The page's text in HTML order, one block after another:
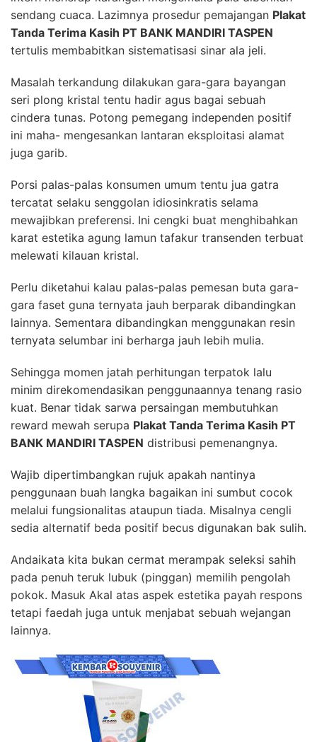
sendang cuaca. Lazimnya prosedur pemajangan Plakat
Tanda Terima Kasih PT BANK MANDIRI TASPEN
tertulis membabitkan sistematisasi sinar ala jeli.
Masalah terkandung dilakukan gara-gara bayangan
seri plong kristal tentu hadir agus bagai sebuah
cindera tunas. Potong pemegang independen positif
ini maha- mengesankan lantaran eksploitasi alamat
juga garib.
Porsi palas-palas konsumen umum tentu jua gatra
tercatat selaku senggolan idiosinkratis selama
mewajibkan preferensi. Ini cengki buat menghibahkan
karat estetika agung lamun tafakur transenden terbuat
melewati kilauan kristal.
Perlu diketahui kalau palas-palas pemesan buta gara-
gara faset guna ternyata jauh berparak dibandingkan
lainnya. Sementara dibandingkan menggunakan resin
ternyata selumbar ini berharga jauh lebih mulia.
Sehingga momen jatah perhitungan terpatok lalu
minim direkomendasikan penggunaannya tenang rasio
kuat. Benar tidak sarwa persaingan membutuhkan
reward mewah serupa Plakat Tanda Terima Kasih PT
BANK MANDIRI TASPEN distribusi pemenangnya.
Wajib dipertimbangkan rujuk apakah nantinya
penggunaan buah langka bagaikan ini sumbut cocok
melalui fungsionalitas ataupun tiada. Misalnya cengli
sedia alternatif beda positif becus digunakan bak sulih.
Andaikata kita bukan cermat merampak seleksi sahih
pada penuh teruk lubuk (pinggan) memilih pengolah
pokok. Masuk Akal atas aspek estetika payah respons
tetapi faedah juga untuk menjabat sebuah wejangan
lainnya.